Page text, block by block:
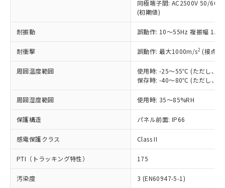
同極端子間: AC2500V 50/
(初期値)
耐振動 誤動作: 10～55Hz 複振幅
耐衝撃 誤動作: 最大1000m/s2 (接点
周囲温度範囲
使用時: -25～55℃ (ただし、氷
保存時: -40～80℃ (ただし、氷
周囲湿度範囲 使用時: 35～85%RH
保護構造 パネル前面: IP66
感電保護クラス Class II
PTI（トラッキング特性） 175
汚染度 3 (EN60947-5-1)
正式な納期状況および標準価格はお客
様のお取引先、またはお客様担当のオ
ムロン制御機器販売店・当社販売員に
オムロン制御機器販売店や当社販売拠
販売ネットワーク
」をご確認
在庫状況および標準価格結果を当社の
事前の承諾なく第三者に漏洩または開
マイパーツ機能（部品リスト作成サー
ビス）をご利用いただくには、I-Web
メンバーズにご登録されている必要が
あります。
お客様が当ウェブサイト上で当社にご
登録された部品リストについて、当社
(PBDE) 1000ppm以下、フタル酸ビス(2-エチルヘキシ
ル) (DEHP)(別名：DOP) 1000ppm以下、フタル酸ブチ
ルベンジル（BBP） 1000ppm以下、フタル酸ジブチル
（DBP） 1000ppm以下、フタル酸ジイソブチル
但し、RoHS指令で産業用監視および制御機器に対する
フタル酸エステル類の４物質については閾値を超える意
図的な使用がないことを確認しています。
※2 対応予定月
部品在庫の切り替え状況などにより、予定
月が前後することがあります。
※3 非含有証明書ダウンロード
Cr(Ⅵ)(六価クロム) : 1000ppm、 PBBs(ポリ臭化ビフェ
ニル類) : 1000ppm、 PBDEs(ポリ臭化ジフェニルエーテ
イソブチル) : 1000ppm、 BBP(フタル酸ブチルベンジ
DEHP(フタル酸ビス(2-エチルヘキシル)) : 1000ppm
※2 環境保護使用期限
「ｅ」：有害物質（10物質）のすべてが基
準値以下であることを示します。
「10」：通常の使用状況下において有害物
質が外部に漏えいし、環境に深刻な影響を
及ぼさない年数を意味します。
「－」：未確認です。当社販売部門へお問
い合わせください。
当社は規制貨物を破棄する場合は、完
いよう必要な手段を講じます。
当社は貴社製品を、核兵器、ミサイ
ル、化学兵器、生物兵器またはその他
武器並びにこれらの製造装置等に一切
当社は、貴社製品を第三者に販売する
場合は、上記1、2および3の内容を当
該第三者に通知します。また当社は、
販売先および販売に係わる関係者が違
法に輸出するおそれがある場合は、取
り引きをいたしません。
一定数以上の在庫あり
一定数には満たないが在庫あり
在庫なし(最新の在庫状況につ
いては、お客様のお取引先、ま
たはお客様担当のオムロン制御
機器販売店・当社販売員にご確
白
受注生産機種、また在庫状況の
情報を公開していない機種